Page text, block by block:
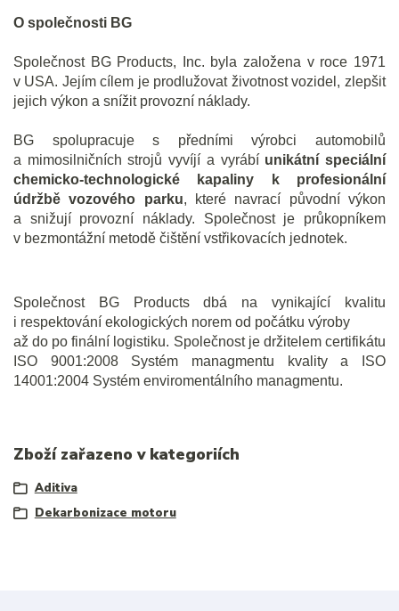
O společnosti BG
Společnost BG Products, Inc. byla založena v roce 1971
v USA. Jejím cílem je prodlužovat životnost vozidel, zlepšit
jejich výkon a snížit provozní náklady.
BG spolupracuje s předními výrobci automobilů
a mimosilničních strojů vyvíjí a vyrábí unikátní speciální
chemicko-technologické kapaliny k profesionální
údržbě vozového parku, které navrací původní výkon
a snižují provozní náklady. Společnost je průkopníkem
v bezmontážní metodě čištění vstřikovacích jednotek.
Společnost BG Products dbá na vynikající kvalitu
i respektování ekologických norem od počátku výroby
až do po finální logistiku. Společnost je držitelem certifikátu
ISO 9001:2008 Systém managmentu kvality a ISO
14001:2004 Systém enviromentálního managmentu.
Zboží zařazeno v kategoriích
Aditiva
Dekarbonizace motoru